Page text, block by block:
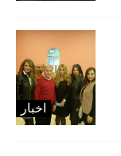
اخبار